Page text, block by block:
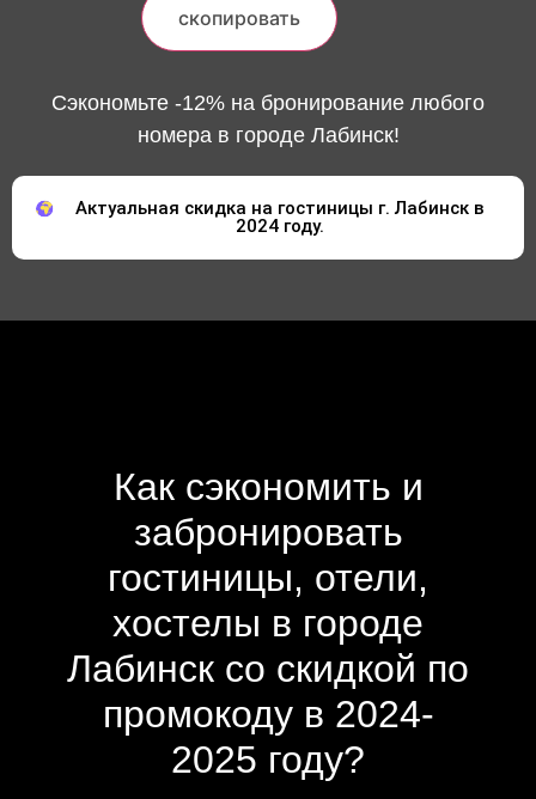
скопировать
Сэкономьте -12% на бронирование любого
номера в городе Лабинск!
Актуальная скидка на гостиницы г. Лабинск в
2024 году.
Как сэкономить и
забронировать
гостиницы, отели,
хостелы в городе
Лабинск со скидкой по
промокоду в 2024-
2025 году?